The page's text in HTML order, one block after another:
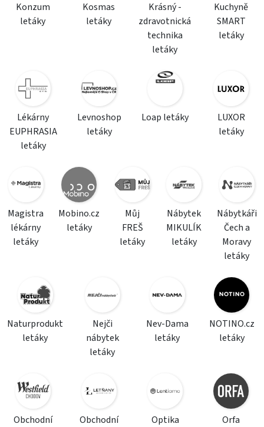
Konzum
letáky
Kosmas
letáky
Krásný -
zdravotnická
technika
letáky
Kuchyně
SMART
letáky
Lékárny
EUPHRASIA
letáky
Levnoshop
letáky
Loap letáky
LUXOR
letáky
Magistra
lékárny
letáky
Mobino.cz
letáky
Můj
FREŠ
letáky
Nábytek
MIKULÍK
letáky
Nábytkáři
Čech a
Moravy
letáky
Naturprodukt
letáky
Nejči
nábytek
letáky
Nev-Dama
letáky
NOTINO.cz
letáky
Obchodní
Obchodní
Optika
Orfa